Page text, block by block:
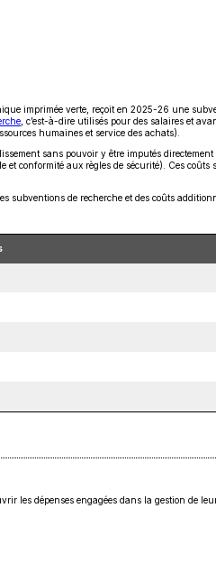
imprimée verte, reçoit en 2025-26 une
Ce
lien
dans
une
, c’est-à-dire utilisés pour des salaires et
humaines et service des achats).
sans pouvoir y être imputés
aux règles de sécurité). Ces coûts
subventions de recherche et des coûts
les dépenses engagées dans la gestion de